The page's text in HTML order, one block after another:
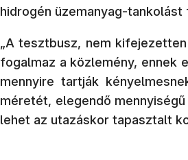
hidrogén üzemanyag-
„A tesztbusz, nem
fogalmaz a közlemény, ennek
mennyire tartják
méretét, elegendő
lehet az utazáskor tapasztalt